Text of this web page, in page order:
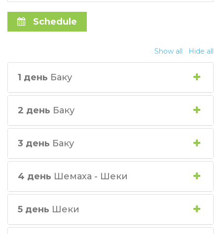
Schedule
Show all Hide all
1 день Баку
2 день Баку
3 день Баку
4 день Шемаха - Шеки
5 день Шеки